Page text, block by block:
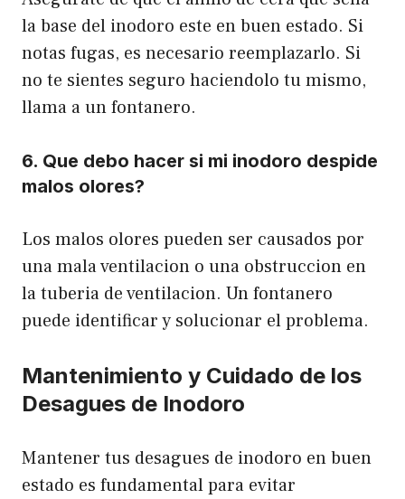
la base del inodoro este en buen estado. Si
notas fugas, es necesario reemplazarlo. Si
no te sientes seguro haciendolo tu mismo,
llama a un fontanero.
6. Que debo hacer si mi inodoro despide
malos olores?
Los malos olores pueden ser causados por
una mala ventilacion o una obstruccion en
la tuberia de ventilacion. Un fontanero
puede identificar y solucionar el problema.
Mantenimiento y Cuidado de los
Desagues de Inodoro
Mantener tus desagues de inodoro en buen
estado es fundamental para evitar